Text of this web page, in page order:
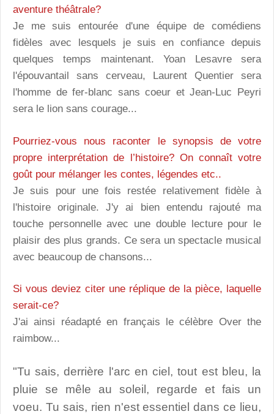
aventure théâtrale?
Je me suis entourée d'une équipe de comédiens
fidèles avec lesquels je suis en confiance depuis
quelques temps maintenant. Yoan Lesavre sera
l'épouvantail sans cerveau, Laurent Quentier sera
l'homme de fer-blanc sans coeur et Jean-Luc Peyri
sera le lion sans courage...
Pourriez-vous nous raconter le synopsis de votre
propre interprétation de l’histoire? On connaît votre
goût pour mélanger les contes, légendes etc..
Je suis pour une fois restée relativement fidèle à
l'histoire originale. J'y ai bien entendu rajouté ma
touche personnelle avec une double lecture pour le
plaisir des plus grands. Ce sera un spectacle musical
avec beaucoup de chansons...
Si vous deviez citer une réplique de la pièce, laquelle
serait-ce?
J'ai ainsi réadapté en français le célèbre Over the
raimbow...
"Tu sais, derrière l'arc en ciel, tout est bleu, la
pluie se mêle au soleil, regarde et fais un
voeu. Tu sais, rien n'est essentiel dans ce lieu,